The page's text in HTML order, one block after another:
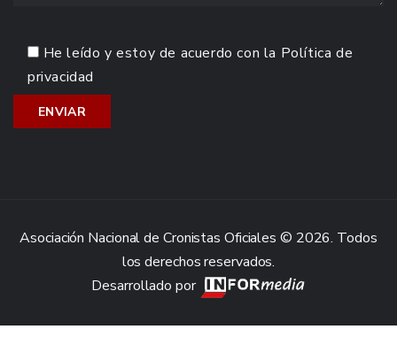
He leído y estoy de acuerdo con la Política de
privacidad
Asociación Nacional de Cronistas Oficiales © 2026. Todos
los derechos reservados.
Desarrollado por